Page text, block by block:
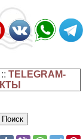
::TELEGRAM-